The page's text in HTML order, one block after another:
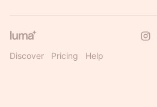
Discover Pricing Help